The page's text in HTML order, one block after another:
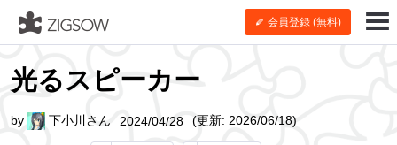
会員登録 (無料)
光るスピーカー
by 下小川さん 2024/04/28 (更新: 2026/06/18)